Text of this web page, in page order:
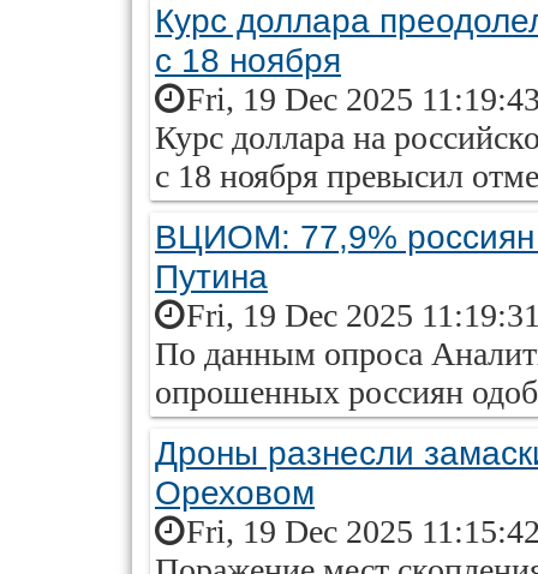
Курс доллара
с 18 ноября
Fri, 19 Dec 2025
Курс доллара на
с 18 ноября превысил
ВЦИОМ: 77,9%
Путина
Fri, 19 Dec 2025
По данным опроса
опрошенных россиян
Дроны разнесли
Ореховом
Fri, 19 Dec 2025